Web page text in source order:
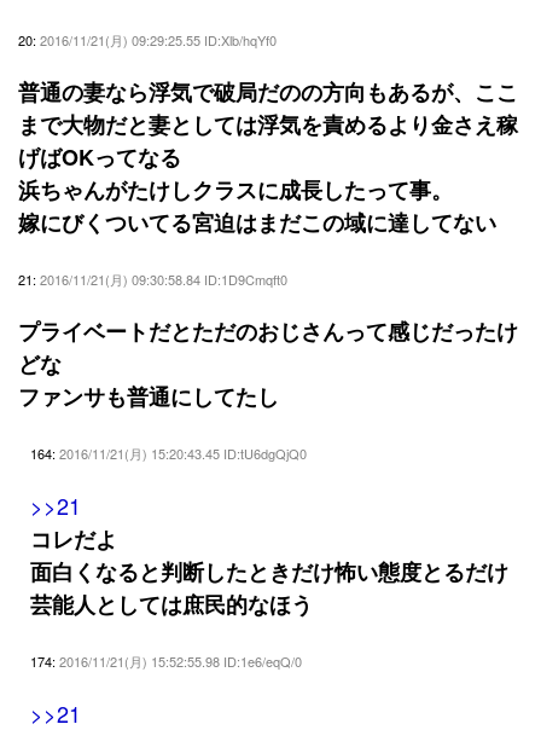
20: 2016/11/21(月) 09:29:25.55 ID:Xlb/hqYf0
普通の妻なら浮気で破局だのの方向もあるが、ここ
まで大物だと妻としては浮気を責めるより金さえ稼
げばOKってなる
浜ちゃんがたけしクラスに成長したって事。
嫁にびくついてる宮迫はまだこの域に達してない
21: 2016/11/21(月) 09:30:58.84 ID:1D9Cmqft0
プライベートだとただのおじさんって感じだったけ
どな
ファンサも普通にしてたし
164: 2016/11/21(月) 15:20:43.45 ID:tU6dgQjQ0
>>21
コレだよ
面白くなると判断したときだけ怖い態度とるだけ
芸能人としては庶民的なほう
174: 2016/11/21(月) 15:52:55.98 ID:1e6/eqQ/0
>>21